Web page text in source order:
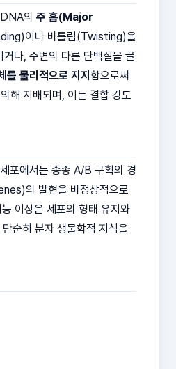
의 주 홈(Major
이나 비틀림(Twisting)을
나, 주변의 다른 단백질을 끌
를 물리적으로 지지 함으로써
해 지배되며, 이는 결합 강도
포에서는 종종 A/B 구획의 경
의 발현을 비정상적으로
이상은 세포의 형태 유지와
순히 분자 생물학적 지식을